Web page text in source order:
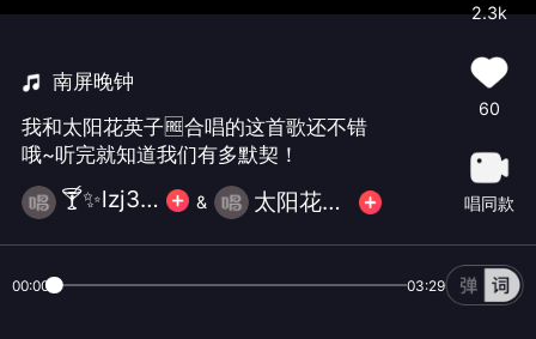
南屏晚钟
我和太阳花英子🆓合唱的这首歌还不错
哦~听完就知道我们有多默契！
🍸✨lzj357(周四更新) & 太阳花英子🌻🆓
2.3k
60
唱同款
00:00 03:29